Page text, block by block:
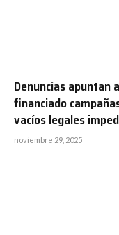
Denuncias apuntan
financiado
vacíos legales
noviembre 29, 2025